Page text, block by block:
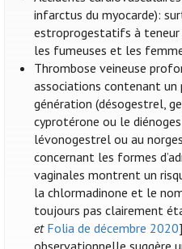
infarctus du myocarde):
estroprogestatifs à teneur
les fumeuses et les
Thrombose veineuse
associations contenant
génération (désogestrel,
cyprotérone ou le
lévonogestrel ou au
concernant les formes
vaginales montrent un
la chlormadinone et le
toujours pas clairement
et Folia de décembre 2020